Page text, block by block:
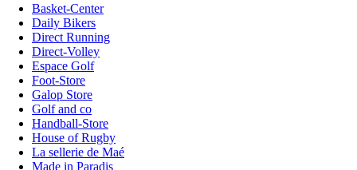
Basket-Center
Daily Bikers
Direct Running
Direct-Volley
Espace Golf
Foot-Store
Galop Store
Golf and co
Handball-Store
House of Rugby
La sellerie de Maé
Made in Paradis